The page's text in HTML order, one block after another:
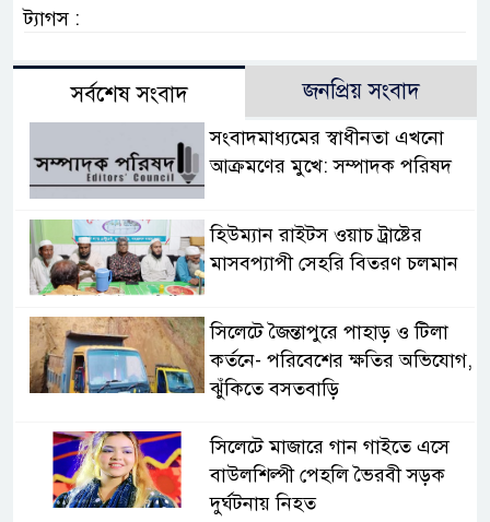
ট্যাগস :
সর্বশেষ সংবাদ জনপ্রিয় সংবাদ
সংবাদমাধ্যমের স্বাধীনতা এখনো
আক্রমণের মুখে: সম্পাদক পরিষদ
হিউম্যান রাইটস ওয়াচ ট্রাষ্টের
মাসবপ্যাপী সেহরি বিতরণ চলমান
সিলেটে জৈন্তাপুরে পাহাড় ও টিলা
কর্তনে- পরিবেশের ক্ষতির অভিযোগ,
ঝুঁকিতে বসতবাড়ি
সিলেটে মাজারে গান গাইতে এসে
বাউলশিল্পী পেহলি ভৈরবী সড়ক
দুর্ঘটনায় নিহত